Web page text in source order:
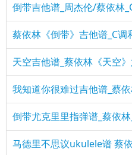
倒带吉他谱_周杰伦/蔡依林
蔡依林《倒带》吉他谱_C调
天空吉他谱_蔡依林《天空
我知道你很难过吉他谱_蔡
倒带尤克里里指弹谱_蔡依
马德里不思议ukulele谱 蔡